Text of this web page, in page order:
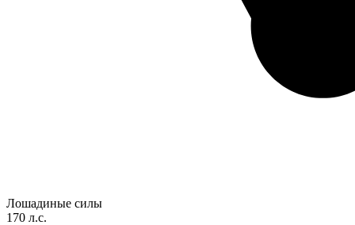
Лошадиные силы
170 л.с.